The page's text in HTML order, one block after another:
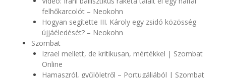
felhőkarcolót – Neokohn
Hogyan segítette III. Károly egy zsidó közösség
újjáéledését? – Neokohn
Szombat
Izrael mellett, de kritikusan, mértékkel | Szombat
Online
Hamaszról, gyűlöletről – Portugáliából | Szombat